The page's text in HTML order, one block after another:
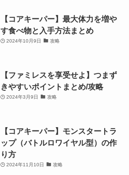
【コアキーパー】最大体力を増や
す食べ物と入手方法まとめ
2024年10月9日 攻略
【ファミレスを享受せよ】つまず
きやすいポイントまとめ/攻略
2024年3月9日 攻略
【コアキーパー】モンスタートラ
ップ（バトルロワイヤル型）の作
り方
2024年11月10日 攻略